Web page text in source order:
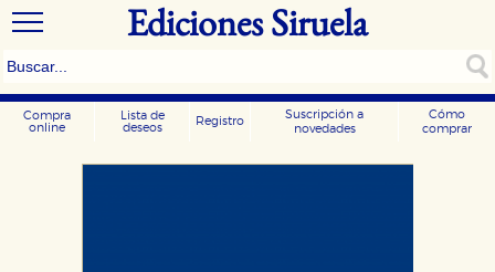
Ediciones Siruela
Compra
online
Lista de
deseos
Registro
Suscripción a
novedades
Cómo
comprar